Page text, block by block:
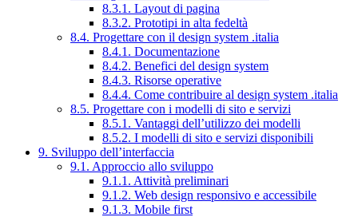
8.3.1. Layout di pagina
8.3.2. Prototipi in alta fedeltà
8.4. Progettare con il design system .italia
8.4.1. Documentazione
8.4.2. Benefici del design system
8.4.3. Risorse operative
8.4.4. Come contribuire al design system .italia
8.5. Progettare con i modelli di sito e servizi
8.5.1. Vantaggi dell’utilizzo dei modelli
8.5.2. I modelli di sito e servizi disponibili
9. Sviluppo dell’interfaccia
9.1. Approccio allo sviluppo
9.1.1. Attività preliminari
9.1.2. Web design responsivo e accessibile
9.1.3. Mobile first